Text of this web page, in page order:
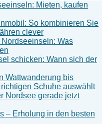
Mieten, kaufen
So kombinieren Sie
clever
Was
schicken: Wann sich der
Wattwanderung bis
Schuhe auswählt
Nordsee gerade jetzt
– Erholung in den besten